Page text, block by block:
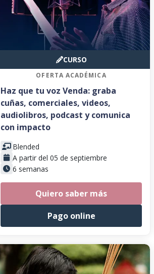
CURSO
OFERTA ACADÉMICA
Haz que tu voz Venda: graba
cuñas, comerciales, videos,
audiolibros, podcast y comunica
con impacto
Blended
A partir del 05 de septiembre
6 semanas
Quiero saber más
Pago online